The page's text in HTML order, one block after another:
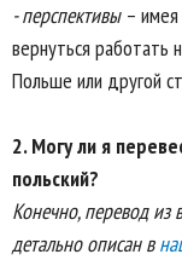
- перспективы– имея
вернуться работать
Польше или другой
2.Могу ли я
польский?
Конечно, перевод из
детально описан в